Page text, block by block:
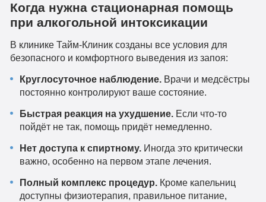
Когда нужна стационарная помощь
при алкогольной интоксикации
В клинике Тайм-Клиник созданы все условия для
безопасного и комфортного выведения из запоя:
Круглосуточное наблюдение. Врачи и медсёстры
постоянно контролируют ваше состояние.
Быстрая реакция на ухудшение. Если что-то
пойдёт не так, помощь придёт немедленно.
Нет доступа к спиртному. Иногда это критически
важно, особенно на первом этапе лечения.
Полный комплекс процедур. Кроме капельниц
доступны физиотерапия, правильное питание,